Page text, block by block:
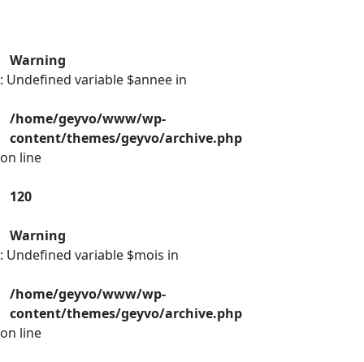
Warning
: Undefined variable $annee in
/home/geyvo/www/wp-
content/themes/geyvo/archive.php
on line
120
Warning
: Undefined variable $mois in
/home/geyvo/www/wp-
content/themes/geyvo/archive.php
on line